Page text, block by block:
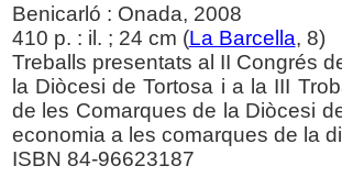
Benicarló : Onada, 2008
410 p. : il. ; 24 cm (La Barcella, 8)
Treballs presentats al II Congrés
la Diòcesi de Tortosa i a la III
de les Comarques de la Diòcesi
economia a les comarques de la
ISBN 84-96623187